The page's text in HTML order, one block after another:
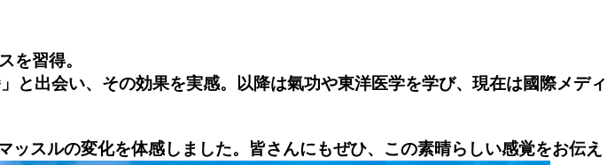
を習得。
出会い、その効果を実感。以降は氣功や東洋医学を学び、現在は國際メディ
スルの変化を体感しました。皆さんにもぜひ、この素晴らしい感覚をお伝え